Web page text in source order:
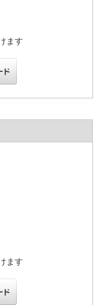
ます
ます